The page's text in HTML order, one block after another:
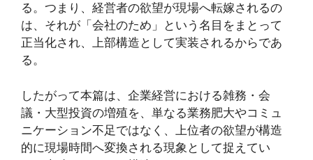
る。つまり、経営者の欲望が現場へ転嫁されるの
は、それが「会社のため」という名目をまとって
正当化され、上部構造として実装されるからであ
る。
したがって本篇は、企業経営における雑務・会
議・大型投資の増殖を、単なる業務肥大やコミュ
ニケーション不足ではなく、上位者の欲望が構造
的に現場時間へ変換される現象として捉えてい